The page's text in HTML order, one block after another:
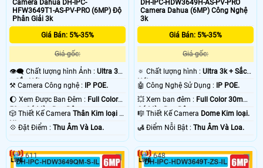
Camera Dahua DH-IPC-
HFW3649T1-AS-PV-PRO (6MP) Độ
Phân Giải 3k
Giá Bán: 5%-35%
Giá gốc:
👁️‍🗨 Chất lượng hình Ảnh : Ultra 3k
+ Sắc Nét .
⚒ Camera Công nghệ : IP POE.
🌔 Xem Được Ban Đêm : Full Color
50m Có Màu Ban Ðêm.
🎲 Thiết Kế Camera Thân Kim loại +
Nhựa.
️💠 Đặt Điểm : Thu Âm Và Loa.
DH-IPC-HDW3649H-AS-PV-PRO
Camera Dahua (6MP) Công Nghệ
3k
Giá Bán: 5%-35%
Giá gốc:
🔅 Chất lượng hình :Ultra 3k + Sắc
Nét .
🤖️ Công Nghệ Sử Dụng : IP POE.
💥 Xem ban đêm : Full Color 30m
Có Màu Ban Ðêm.
🎼️ Thiết Kế Camera Dome Kim loại.
️🛃 Điểm Nỗi Bật :Thu Âm Và Loa.
611 648